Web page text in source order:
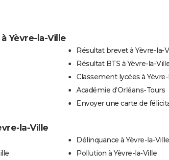
Yèvre-la-Ville
Résultat brevet à Yèvre-la-
Résultat BTS à Yèvre-la-
Classement lycées à
Académie d'Orléans-Tours
Envoyer une carte de
la-Ville
Délinquance à Yèvre-la-Ville
Pollution à Yèvre-la-Ville